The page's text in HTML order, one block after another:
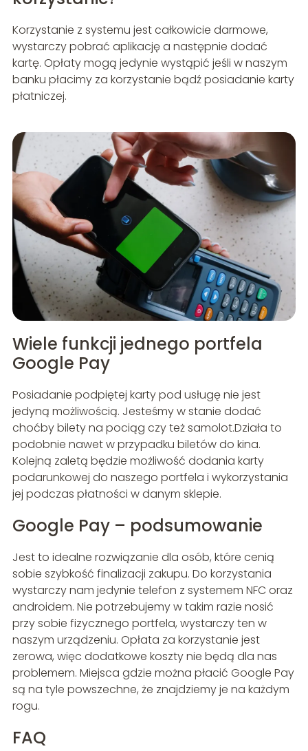
Korzystanie z systemu jest całkowicie darmowe,
wystarczy pobrać aplikację a następnie dodać
kartę. Opłaty mogą jedynie wystąpić jeśli w naszym
banku płacimy za korzystanie bądź posiadanie karty
płatniczej.
Wiele funkcji jednego portfela
Google Pay
Posiadanie podpiętej karty pod usługę nie jest
jedyną możliwością. Jesteśmy w stanie dodać
choćby bilety na pociąg czy też samolot.Działa to
podobnie nawet w przypadku biletów do kina.
Kolejną zaletą będzie możliwość dodania karty
podarunkowej do naszego portfela i wykorzystania
jej podczas płatności w danym sklepie.
Google Pay – podsumowanie
Jest to idealne rozwiązanie dla osób, które cenią
sobie szybkość finalizacji zakupu. Do korzystania
wystarczy nam jedynie telefon z systemem NFC oraz
androidem. Nie potrzebujemy w takim razie nosić
przy sobie fizycznego portfela, wystarczy ten w
naszym urządzeniu. Opłata za korzystanie jest
zerowa, więc dodatkowe koszty nie będą dla nas
problemem. Miejsca gdzie można płacić Google Pay
są na tyle powszechne, że znajdziemy je na każdym
rogu.
FAQ